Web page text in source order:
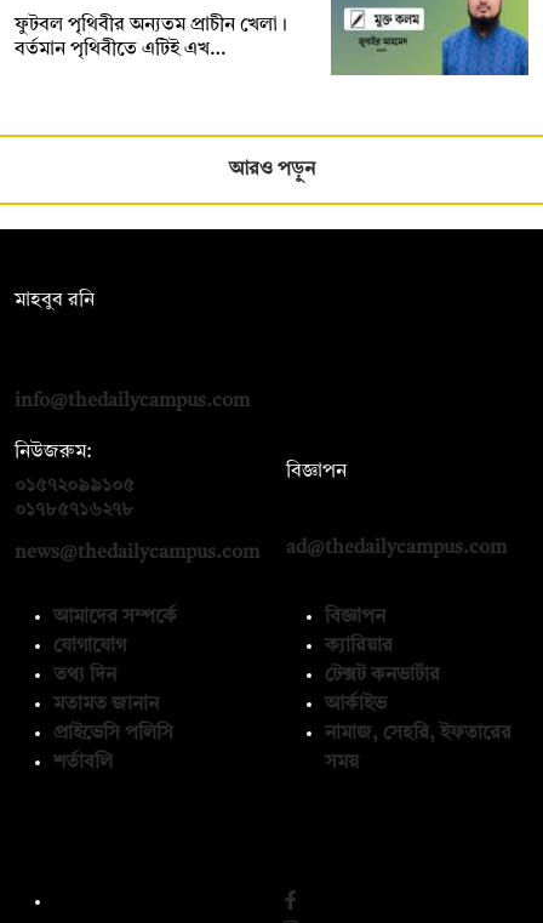
ফুটবল পৃথিবীর অন্যতম প্রাচীন খেলা।
বর্তমান পৃথিবীতে এটিই এখ…
আরও পড়ুন
মাহবুব রনি
info@thedailycampus.com
নিউজরুম:
০১৫৭২০৯৯১০৫
০১৭৮৫৭১৬২৭৮
news@thedailycampus.com
বিজ্ঞাপন
ad@thedailycampus.com
আমাদের সম্পর্কে
যোগাযোগ
তথ্য দিন
মতামত জানান
প্রাইভেসি পলিসি
শর্তাবলি
বিজ্ঞাপন
ক্যারিয়ার
টেক্সট কনভার্টার
আর্কাইভ
নামাজ, সেহরি, ইফতারের
সময়